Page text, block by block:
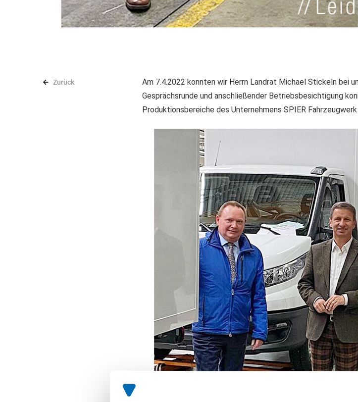
Zurück
Am 7.4.2022 konnten wir Herrn Landrat Michael Stickeln bei
Gesprächsrunde und anschließender Betriebsbesichtigung
Produktionsbereiche des Unternehmens SPIER